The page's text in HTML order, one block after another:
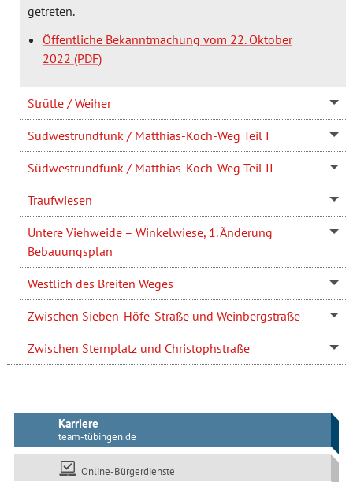
getreten.
Öffentliche Bekanntmachung vom 22. Oktober
2022
Strütle / Weiher
Südwestrundfunk / Matthias-Koch-Weg Teil I
Südwestrundfunk / Matthias-Koch-Weg Teil II
Traufwiesen
Untere Viehweide – Winkelwiese, 1. Änderung
Bebauungsplan
Westlich des Breiten Weges
Zwischen Sieben-Höfe-Straße und Weinbergstraße
Zwischen Sternplatz und Christophstraße
Karriere
team-tübingen.de
Online-Bürgerdienste